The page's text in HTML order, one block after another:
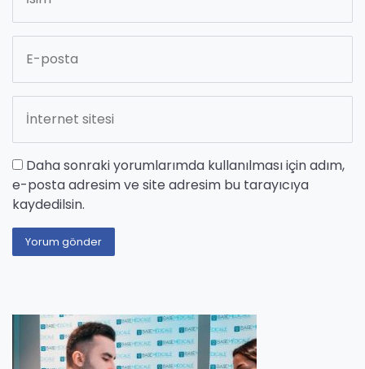
Daha sonraki yorumlarımda kullanılması için adım,
e-posta adresim ve site adresim bu tarayıcıya
kaydedilsin.